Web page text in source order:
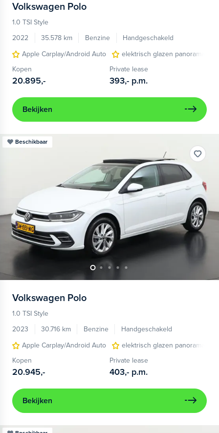
Volkswagen Polo
1.0 TSI Style
2022
35.578 km Benzine
Handgeschakeld
Apple Carplay/Android Auto
elektrisch glazen panorama-dak
Kopen
20.895,-
Private lease
393,- p.m.
Bekijken
Beschikbaar
Volkswagen Polo
1.0 TSI Style
2023
30.716 km Benzine
Handgeschakeld
Apple Carplay/Android Auto
elektrisch glazen panorama-dak
Kopen
20.945,-
Private lease
403,- p.m.
Bekijken